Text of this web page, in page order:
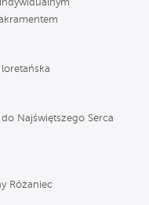
Najświętszego Serca
Różaniec